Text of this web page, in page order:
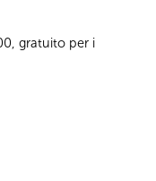
gratuito per i